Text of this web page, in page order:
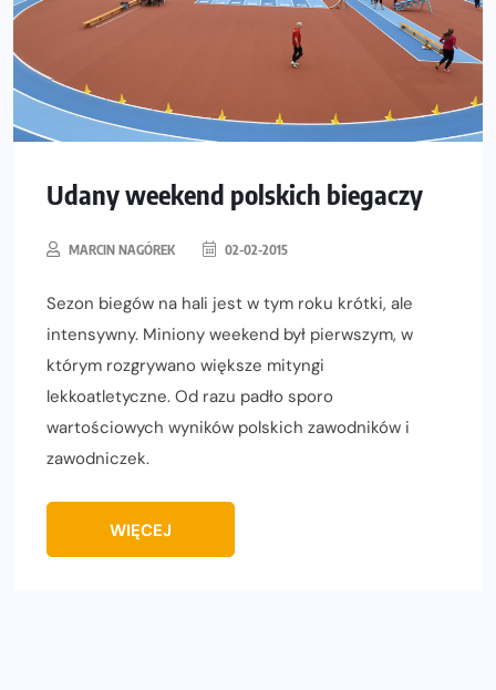
Udany weekend polskich biegaczy
MARCIN NAGÓREK 02-02-2015
Sezon biegów na hali jest w tym roku krótki, ale
intensywny. Miniony weekend był pierwszym, w
którym rozgrywano większe mityngi
lekkoatletyczne. Od razu padło sporo
wartościowych wyników polskich zawodników i
zawodniczek.
WIĘCEJ